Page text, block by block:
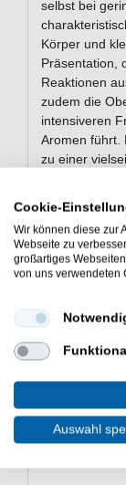
selbst bei
Körper und
Präsentation,
Reaktionen
zudem die
intensiveren
Aromen führt.
zu einer
verbindet
effektiven
Große
Passt
Cookie-
Wir können diese zur
Webseite zu
großartiges
von uns verwendeten
Auswahl